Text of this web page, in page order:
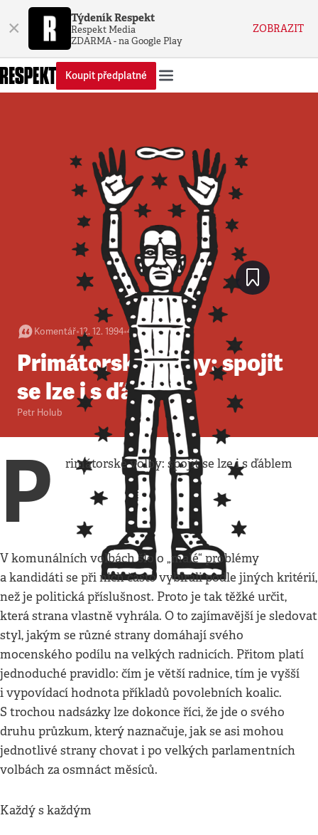
× Týdeník Respekt
Respekt Media
ZDARMA - na Google Play
ZOBRAZIT
Koupit předplatné
Komentář•12. 12. 1994•4 minuty
Primátorské volby: spojit
se lze i s ďáblem
Petr Holub
P rimátorské volby: spojit se lze i s ďáblem
V komunálních volbách šlo o „malé“ problémy
a kandidáti se při nich často vybírali podle jiných kritérií,
než je politická příslušnost. Proto je tak těžké určit,
která strana vlastně vyhrála. O to zajímavější je sledovat
styl, jakým se různé strany domáhají svého
mocenského podílu na velkých radnicích. Přitom platí
jednoduché pravidlo: čím je větší radnice, tím je vyšší
i vypovídací hodnota příkladů povolebních koalic.
S trochou nadsázky lze dokonce říci, že jde o svého
druhu průzkum, který naznačuje, jak se asi mohou
jednotlivé strany chovat i po velkých parlamentních
volbách za osmnáct měsíců.
Každý s každým